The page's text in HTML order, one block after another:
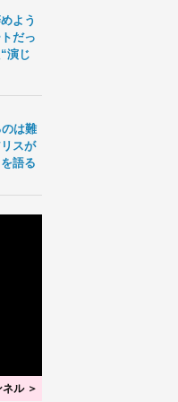
よう
だっ
演じ
は難
スが
語る
ル ＞